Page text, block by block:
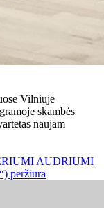
Vilniuje
skambės
naujam
AUDRIUMI
peržiūra